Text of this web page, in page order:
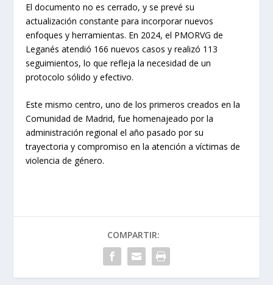
El documento no es cerrado, y se prevé su
actualización constante para incorporar nuevos
enfoques y herramientas. En 2024, el PMORVG de
Leganés atendió 166 nuevos casos y realizó 113
seguimientos, lo que refleja la necesidad de un
protocolo sólido y efectivo.
Este mismo centro, uno de los primeros creados en la
Comunidad de Madrid, fue homenajeado por la
administración regional el año pasado por su
trayectoria y compromiso en la atención a víctimas de
violencia de género.
COMPARTIR: